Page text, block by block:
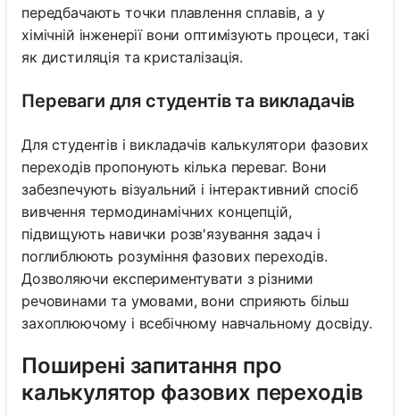
передбачають точки плавлення сплавів, а у
хімічній інженерії вони оптимізують процеси, такі
як дистиляція та кристалізація.
Переваги для студентів та викладачів
Для студентів і викладачів калькулятори фазових
переходів пропонують кілька переваг. Вони
забезпечують візуальний і інтерактивний спосіб
вивчення термодинамічних концепцій,
підвищують навички розв'язування задач і
поглиблюють розуміння фазових переходів.
Дозволяючи експериментувати з різними
речовинами та умовами, вони сприяють більш
захоплюючому і всебічному навчальному досвіду.
Поширені запитання про
калькулятор фазових переходів